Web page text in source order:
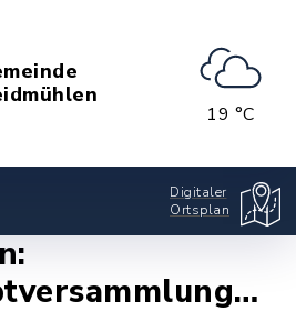
19 °C
Digitaler
Ortsplan